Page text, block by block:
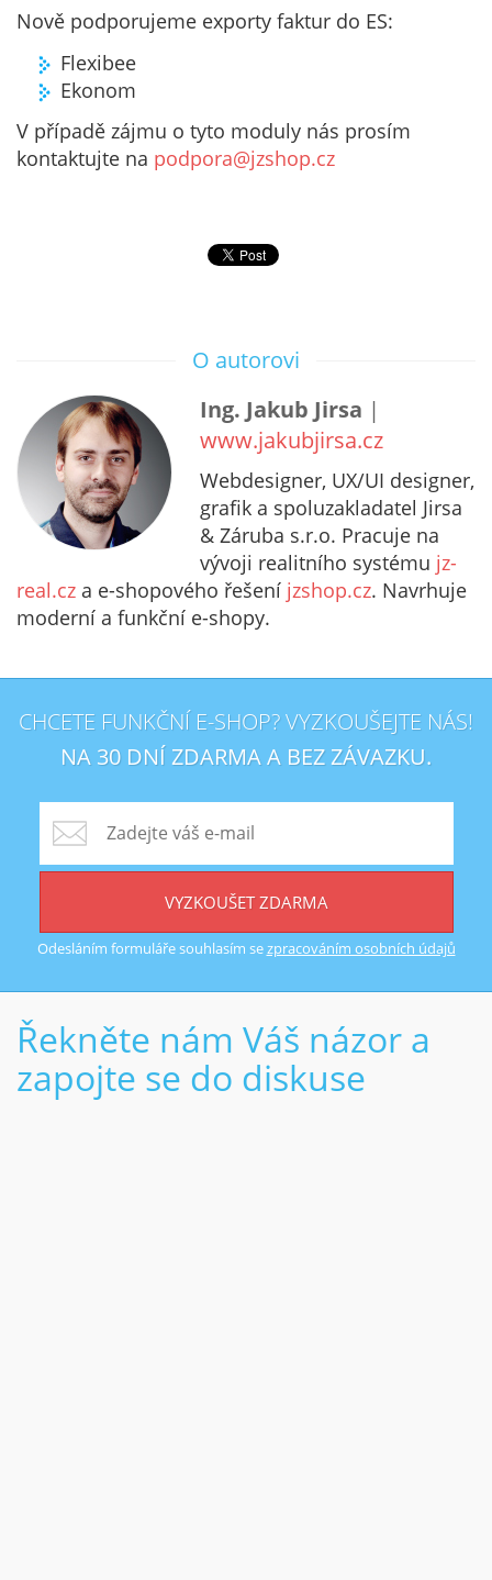
Nově podporujeme exporty faktur do ES:
Flexibee
Ekonom
V případě zájmu o tyto moduly nás prosím
kontaktujte na podpora@jzshop.cz
O autorovi
Ing. Jakub Jirsa |
www.jakubjirsa.cz
Webdesigner, UX/UI designer,
grafik a spoluzakladatel Jirsa
& Záruba s.r.o. Pracuje na
vývoji realitního systému jz-
real.cz a e-shopového řešení jzshop.cz. Navrhuje
moderní a funkční e-shopy.
CHCETE FUNKČNÍ E-SHOP? VYZKOUŠEJTE NÁS!
NA 30 DNÍ ZDARMA A BEZ ZÁVAZKU.
VYZKOUŠET ZDARMA
Odesláním formuláře souhlasím sezpracováním osobních údajů
Řekněte nám Váš názor a
zapojte se do diskuse